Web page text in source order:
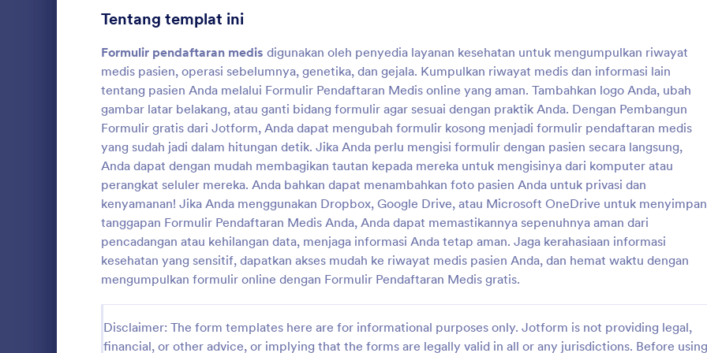
Tentang templat ini
Formulir pendaftaran medis digunakan oleh penyedia layanan kesehatan untuk mengumpulkan riwayat
medis pasien, operasi sebelumnya, genetika, dan gejala. Kumpulkan riwayat medis dan informasi lain
tentang pasien Anda melalui Formulir Pendaftaran Medis online yang aman. Tambahkan logo Anda, ubah
gambar latar belakang, atau ganti bidang formulir agar sesuai dengan praktik Anda. Dengan Pembangun
Formulir gratis dari Jotform, Anda dapat mengubah formulir kosong menjadi formulir pendaftaran medis
yang sudah jadi dalam hitungan detik. Jika Anda perlu mengisi formulir dengan pasien secara langsung,
Anda dapat dengan mudah membagikan tautan kepada mereka untuk mengisinya dari komputer atau
perangkat seluler mereka. Anda bahkan dapat menambahkan foto pasien Anda untuk privasi dan
kenyamanan! Jika Anda menggunakan Dropbox, Google Drive, atau Microsoft OneDrive untuk menyimpan
tanggapan Formulir Pendaftaran Medis Anda, Anda dapat memastikannya sepenuhnya aman dari
pencadangan atau kehilangan data, menjaga informasi Anda tetap aman. Jaga kerahasiaan informasi
kesehatan yang sensitif, dapatkan akses mudah ke riwayat medis pasien Anda, dan hemat waktu dengan
mengumpulkan formulir online dengan Formulir Pendaftaran Medis gratis.
Disclaimer: The form templates here are for informational purposes only. Jotform is not providing legal,
financial, or other advice, or implying that the forms are legally valid in all or any jurisdictions. Before using
Formulir Penerimaan Klien Salon Rambut
Gunakan Formulir Penerimaan Klien Salon
Rambut ini untuk mengumpulkan informasi
yang relevan tentang kondisi klien dan
layanan tata rambut yang dibutuhkannya.
Template ini mudah digunakan dan dapat
disesuaikan dengan mudah.
Go to Category:
Formulir Salon
Pakai Template
:
Formulir Penerimaan
Hindari kerepotan bagi pasien
menggunakan Formulir
Spa ini yang dapat diisi sebelum
yang dijadwalkan. Formulir ini
digunakan dan dapat diakses
perangkat apa pun.
Go to Category:
Formulir Salon
Pakai Template
Formulir Pendaftaran
Pemungutan Suara
Formulir Abstrak 10
Formulir Penilaian 1
10
Formulir Penghargaan
Perhitungan Formulir 8
Formulir Daftar Periksa 5
Formulir Konsultasi 4